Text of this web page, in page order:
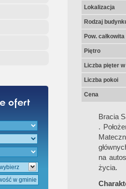
Lokalizacja
Rodzaj
Pow.
Piętro
Liczba pięter
Liczba pokoi
Cena
Bracia
.
na
życia.